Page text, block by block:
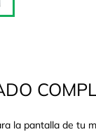
la pantalla de tu